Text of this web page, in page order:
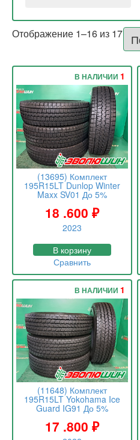
Отображение 1–16 из 17
(13695) Комплект
195R15LT Dunlop Winter
Maxx SV01 До 5%
18 .600 ₽
2023
В НАЛИЧИИ 1
В корзину
Сравнить
(11648) Комплект
195R15LT Yokohama Ice
Guard IG91 До 5%
17 .800 ₽
В НАЛИЧИИ 1